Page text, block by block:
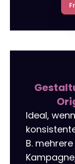
Ideal,
B.